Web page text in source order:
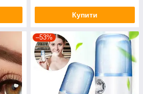
Купити
–53%